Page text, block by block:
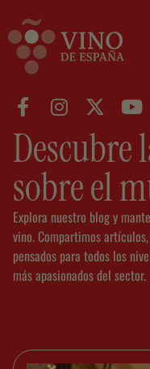
sobre el
Explora nuestro blog y
vino. Compartimos
pensados para todos los
más apasionados del sector.